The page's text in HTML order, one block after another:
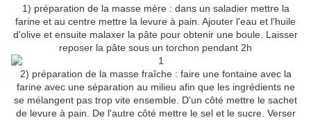
1) préparation de la masse mère : dans un saladier mettre la
farine et au centre mettre la levure à pain. Ajouter l'eau et l'huile
d'olive et ensuite malaxer la pâte pour obtenir une boule. Laisser
reposer la pâte sous un torchon pendant 2h
2) préparation de la masse fraîche : faire une fontaine avec la
farine avec une séparation au milieu afin que les ingrédients ne
se mélangent pas trop vite ensemble. D'un côté mettre le sachet
de levure à pain. De l'autre côté mettre le sel et le sucre. Verser